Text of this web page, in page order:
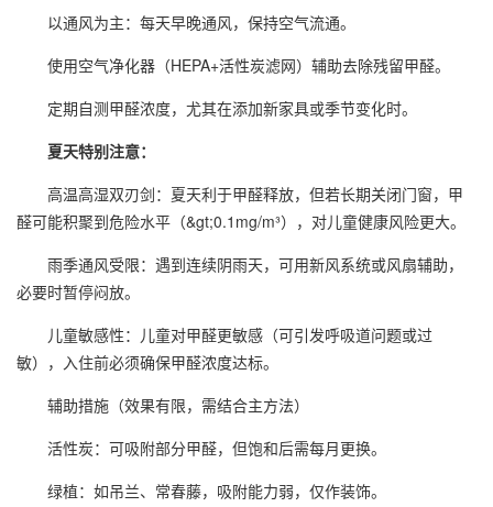
以通风为主：每天早晚通风，保持空气流通。
使用空气净化器（HEPA+活性炭滤网）辅助去除残留甲醛。
定期自测甲醛浓度，尤其在添加新家具或季节变化时。
夏天特别注意：
高温高湿双刃剑：夏天利于甲醛释放，但若长期关闭门窗，甲
醛可能积聚到危险水平（&gt;0.1mg/m³），对儿童健康风险更大。
雨季通风受限：遇到连续阴雨天，可用新风系统或风扇辅助，
必要时暂停闷放。
儿童敏感性：儿童对甲醛更敏感（可引发呼吸道问题或过
敏），入住前必须确保甲醛浓度达标。
辅助措施（效果有限，需结合主方法）
活性炭：可吸附部分甲醛，但饱和后需每月更换。
绿植：如吊兰、常春藤，吸附能力弱，仅作装饰。